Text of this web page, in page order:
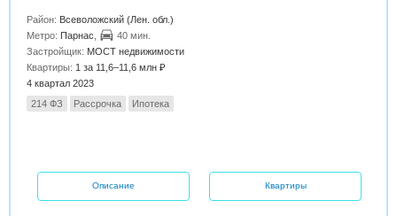
Район: Всеволожский (Лен. обл.)
Метро: Парнас
40 мин.
Застройщик: МОСТ недвижимости
Квартиры: 1 за 11,6–11,6 млн ₽
4 квартал 2023
214 ФЗ
Рассрочка Ипотека
Описание Квартиры